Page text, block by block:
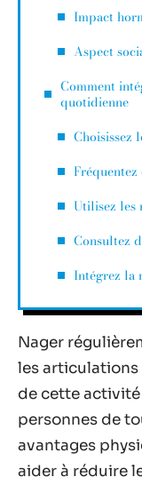
Impact
Aspect
Comment
quotidienne
Choisissez
Utilisez les
Consultez
Intégrez la
Nager
les articulations
de cette
personnes de
avantages
aider à réduire